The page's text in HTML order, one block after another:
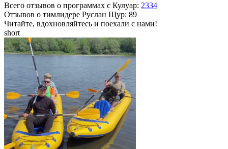
Всего отзывов о программах с Кулуар: 2334
Отзывов о тимлидере Руслан Щур: 89
Читайте, вдохновляйтесь и поехали с нами!
short